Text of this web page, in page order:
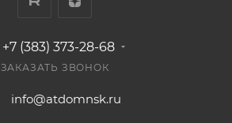
+7 (383) 373-28-68
ЗАКАЗАТЬ ЗВОНОК
info@atdomnsk.ru